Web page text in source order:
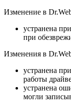
Изменение в
устранена
при
Изменения в
устранена
работы
устранена
могли